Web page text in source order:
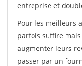
entreprise et
Pour les meilleurs
parfois suffire
augmenter leurs
passer par un